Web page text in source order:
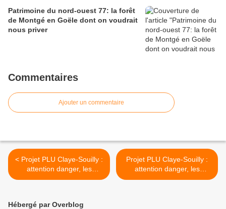
Patrimoine du nord-ouest 77: la forêt
de Montgé en Goële dont on voudrait
nous priver
Commentaires
Ajouter un commentaire
< Projet PLU Claye-Souilly :
attention danger, les
décharges ne seraient pas
Projet PLU Claye-Souilly :
attention danger, les
exhaussements ne seraient
Hébergé par Overblog